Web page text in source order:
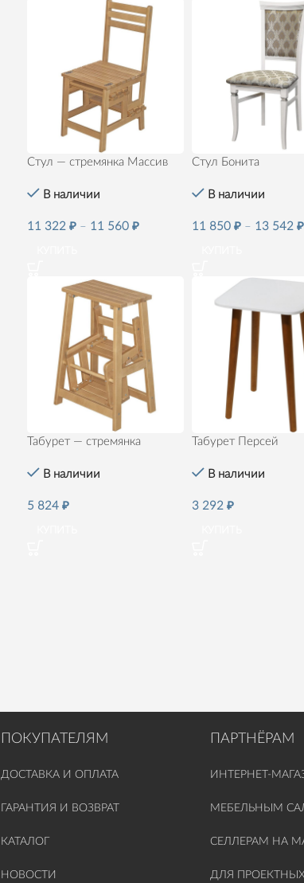
Стул — стремянка Массив
В наличии
11 322₽ – 11 560₽
Стул Бонита
В наличии
11 850 ₽ – 13 542 ₽
Табурет — стремянка
В наличии
5 824₽
Табурет Персей
В наличии
3 292 ₽
ПОКУПАТЕЛЯМ
ДОСТАВКА И ОПЛАТА
ГАРАНТИЯ И ВОЗВРАТ
КАТАЛОГ
НОВОСТИ
ПАРТНЁРАМ
ИНТЕРНЕТ-
МЕБЕЛЬНЫМ
СЕЛЛЕРАМ НА
ДЛЯ ПРОЕКТНЫХ